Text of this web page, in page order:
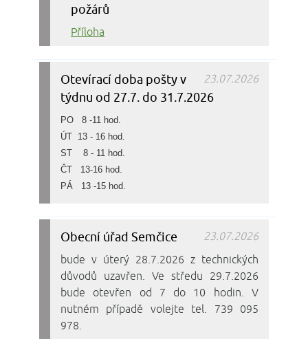
požárů
Příloha
23.07.2026
Otevírací doba pošty v
týdnu od 27.7. do 31.7.2026
PO 8 -11 hod.
ÚT 13 - 16 hod.
ST 8 - 11 hod.
ČT 13-16 hod.
PÁ 13 -15 hod.
23.07.2026
Obecní úřad Semčice
bude v úterý 28.7.2026 z technických
důvodů uzavřen. Ve středu 29.7.2026
bude otevřen od 7 do 10 hodin. V
nutném případě volejte tel. 739 095
978.